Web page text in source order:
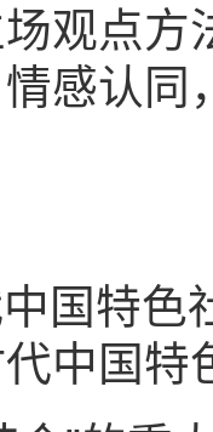
观点方
感认
国特色
中国特